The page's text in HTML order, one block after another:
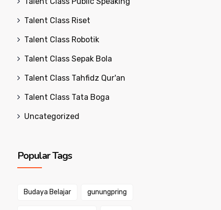
Talent Class Riset
Talent Class Robotik
Talent Class Sepak Bola
Talent Class Tahfidz Qur'an
Talent Class Tata Boga
Uncategorized
Popular Tags
Budaya Belajar gunungpring